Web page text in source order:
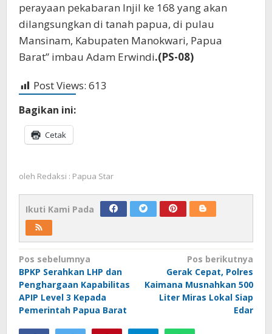
perayaan pekabaran Injil ke 168 yang akan
dilangsungkan di tanah papua, di pulau
Mansinam, Kabupaten Manokwari, Papua
Barat” imbau Adam Erwindi.(PS-08)
Post Views: 613
Bagikan ini:
Cetak
oleh Redaksi : Papua Star
Ikuti Kami Pada
Navigasi
pos
Pos sebelumnya
BPKP Serahkan LHP dan
Penghargaan Kapabilitas
APIP Level 3 Kepada
Pemerintah Papua Barat
Pos berikutnya
Gerak Cepat, Polres
Kaimana Musnahkan 500
Liter Miras Lokal Siap
Edar